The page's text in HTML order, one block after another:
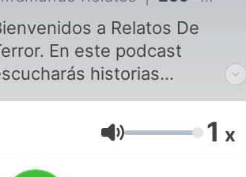
a Relatos De
En este podcast
historias
y
estremecedoras, donde el
terror se mezcla con la
realidad. Relatos que van más
Volumen 1 x